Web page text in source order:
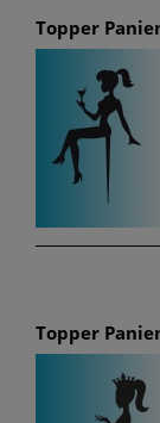
Topper
Topper